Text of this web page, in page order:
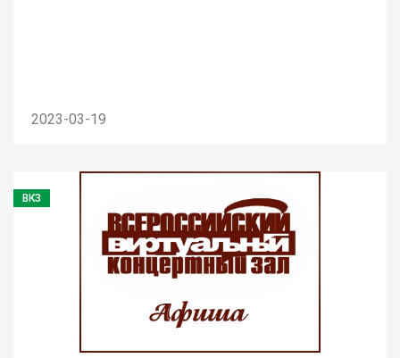
2023-03-19
ВКЗ